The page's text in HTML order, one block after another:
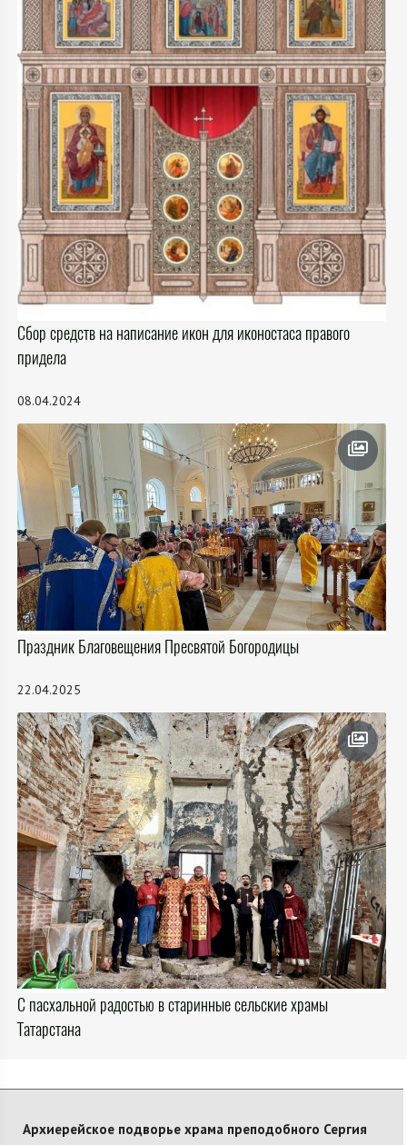
Сбор средств на написание икон для иконостаса правого
придела
08.04.2024
Праздник Благовещения Пресвятой Богородицы
22.04.2025
С пасхальной радостью в старинные сельские храмы
Татарстана
Архиерейское подворье храма преподобного Сергия